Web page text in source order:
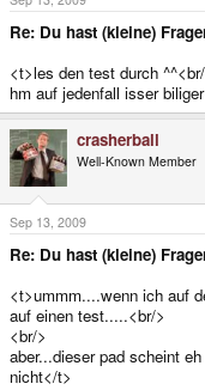
Re: Du hast (kleine)
<t>les den test durch
hm auf jedenfall isser
crasherball
Well-Known Member
Sep 13, 2009
Re: Du hast (kleine)
<t>ummm....wenn ich auf
auf einen test.....<br/>
<br/>
aber...dieser pad scheint
nicht</t>